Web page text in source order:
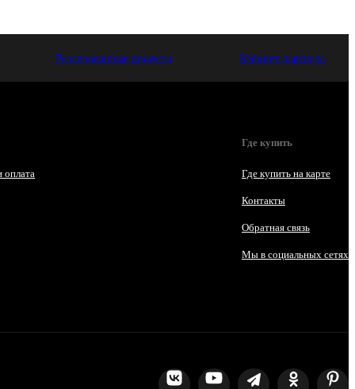
Реализованные проекты Кабинет партнера
оплата
Где купить
Где купить на карте
Контакты
Обратная связь
Мы в социальных сетях